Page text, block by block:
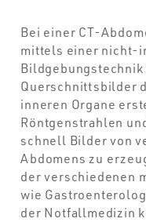
Bei einer CT-
mittels einer nicht-
Querschnittsbilder
inneren Organe
Röntgenstrahlen
schnell Bilder von
Abdomens zu
der verschiedenen
wie
der Notfallmedizin